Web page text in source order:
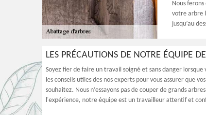
Nous
votre arbre
jusqu’au
LES PRÉCAUTIONS DE NOTRE ÉQUIPE
Soyez fier de faire un travail soigné et sans danger
les conseils utiles des nos experts pour vous assurer que
souhaitez. Nous n’essayons pas de couper de grands
l'expérience, notre équipe est un travailleur attentif et